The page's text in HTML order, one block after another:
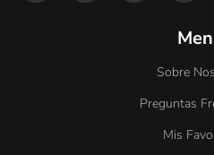
Sobre
Preguntas
Mis